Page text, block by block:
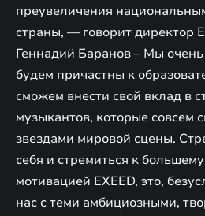
преувеличения
страны, — говорит директор
Геннадий Баранов – Мы
будем причастны к
сможем внести свой вклад в
музыкантов, которые совсем
звездами мировой сцены.
себя и стремиться к
мотивацией EXEED, это,
нас с теми амбициозными,